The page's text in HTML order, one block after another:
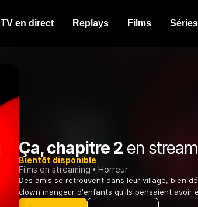
TV en direct Replays Films Séries
Ça, chapitre 2 en
Bientôt disponible
Films en streaming
Horreur
Des amis se retrouvent dans leur village, bien
clown mangeur d'enfants qu'ils pensaient avoir